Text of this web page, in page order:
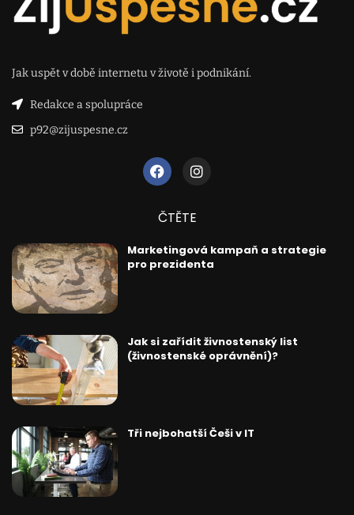
Jak uspět v době internetu v životě i podnikání.
Redakce a spolupráce
p92@zijuspesne.cz
ČTĚTE
Marketingová kampaň a strategie
pro prezidenta
Jak si zařídit živnostenský list
(živnostenské oprávnění)?
Tři nejbohatší Češi v IT